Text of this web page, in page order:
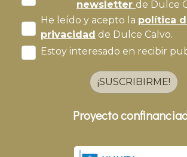
newsletter de Dulce
He leído y acepto la política
privacidad de Dulce Calvo.
Estoy interesado en recibir
¡SUSCRIBIRME!
Proyecto